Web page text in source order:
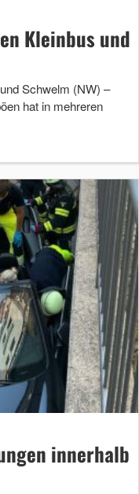
Kleinbus und
Schwelm (NW) –
hat in mehreren
innerhalb